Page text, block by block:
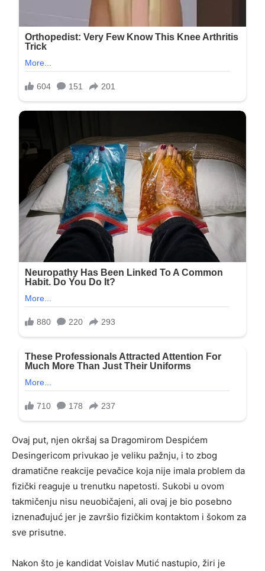
Ovaj put, njen okršaj sa Dragomirom Despićem
Desingericom privukao je veliku pažnju, i to zbog
dramatične reakcije pevačice koja nije imala problem da
fizički reaguje u trenutku napetosti. Sukobi u ovom
takmičenju nisu neuobičajeni, ali ovaj je bio posebno
iznenađujuć jer je završio fizičkim kontaktom i šokom za
sve prisutne.
Nakon što je kandidat Voislav Mutić nastupio, žiri je